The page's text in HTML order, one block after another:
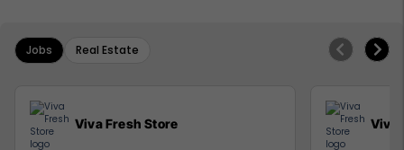
Jobs Real Estate
Viva Fresh Store Viva